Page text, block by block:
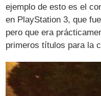
ejemplo de esto es el
en PlayStation 3, que
pero que era
primeros títulos para la